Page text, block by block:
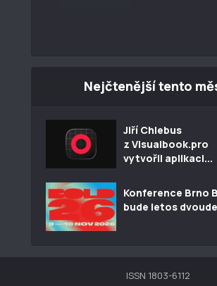
Nejčtenější tento
Jiří Chlebus
z Visualbook.pro
vytvořil aplikaci...
Konference Brno
bude letos
ISSN 1803-6112